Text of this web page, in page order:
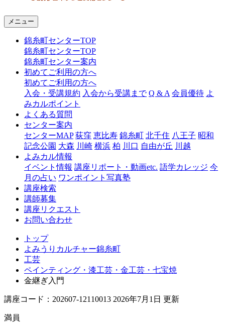
ャ
糸
メニュー
錦糸町センターTOP
錦糸町センターTOP
錦糸町センター案内
初めてご利用の方へ
初めてご利用の方へ
入会・受講規約 入会から受講まで Q & A 会員優待 よ
みカルポイント
よくある質問
センター案内
センターMAP 荻窪 恵比寿 錦糸町 北千住 八王子 昭和
記念公園 大森 川崎 横浜 柏 川口 自由が丘 川越
よみカル情報
イベント情報 講座リポート・動画etc. 語学カレッジ 今
月の占い ワンポイント写真塾
講座検索
講師募集
講座リクエスト
お問い合わせ
トップ
よみうりカルチャー錦糸町
工芸
ペインティング・漆工芸・金工芸・七宝焼
金継ぎ入門
講座コード：202607-12110013 2026年7月1日 更新
満員